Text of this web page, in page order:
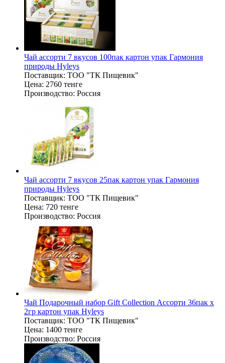
Чай ассорти 7 вкусов 100пак картон упак Гармония
природы Hyleys
Поставщик: ТОО "ТК Пищевик"
Цена: 2760 тенге
Производство: Россия
Чай ассорти 7 вкусов 25пак картон упак Гармония
природы Hyleys
Поставщик: ТОО "ТК Пищевик"
Цена: 720 тенге
Производство: Россия
Чай Подарочный набор Gift Collection Ассорти 36пак х
2гр картон упак Hyleys
Поставщик: ТОО "ТК Пищевик"
Цена: 1400 тенге
Производство: Россия